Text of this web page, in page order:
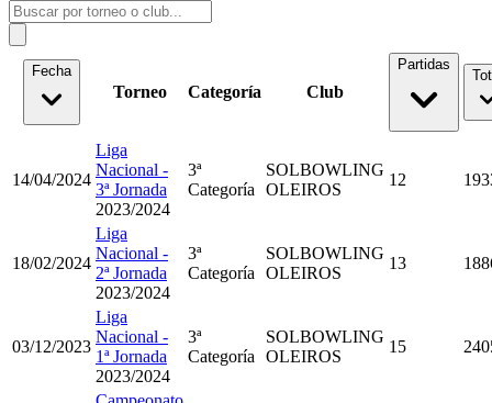
Fecha
Torneo Categoría Club
Partidas
14/04/2024
Liga
Nacional -
3ª Jornada
2023/2024
3ª
Categoría
SOLBOWLING
OLEIROS
12
18/02/2024
Liga
Nacional -
2ª Jornada
2023/2024
3ª
Categoría
SOLBOWLING
OLEIROS
13
03/12/2023
Liga
Nacional -
1ª Jornada
2023/2024
3ª
Categoría
SOLBOWLING
OLEIROS
15